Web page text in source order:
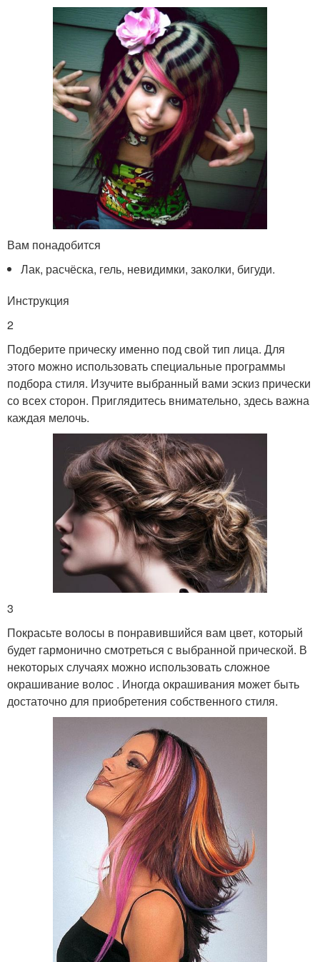
Вам понадобится
Лак, расчёска, гель, невидимки, заколки, бигуди.
Инструкция
2
Подберите прическу именно под свой тип лица. Для
этого можно использовать специальные программы
подбора стиля. Изучите выбранный вами эскиз прически
со всех сторон. Приглядитесь внимательно, здесь важна
каждая мелочь.
3
Покрасьте волосы в понравившийся вам цвет, который
будет гармонично смотреться с выбранной прической. В
некоторых случаях можно использовать сложное
окрашивание волос . Иногда окрашивания может быть
достаточно для приобретения собственного стиля.